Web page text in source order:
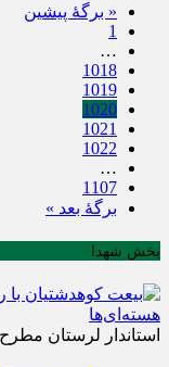
« برگه‌ٔ پیشین
1
…
1018
1019
1020
1021
1022
…
1107
برگهٔ بعد »
بخش شهدا
استاندار لرستان